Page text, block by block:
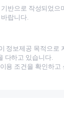
반으로 작성되었으
랍니다.
정보제공 목적으로
다하고 있습니다.
용 조건을 확인하고